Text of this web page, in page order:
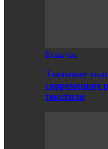
Культура
Тиснение
современное
текстиля